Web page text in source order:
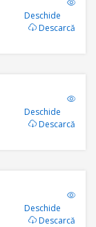
Deschide
Descarcă
Deschide
Descarcă
Deschide
Descarcă